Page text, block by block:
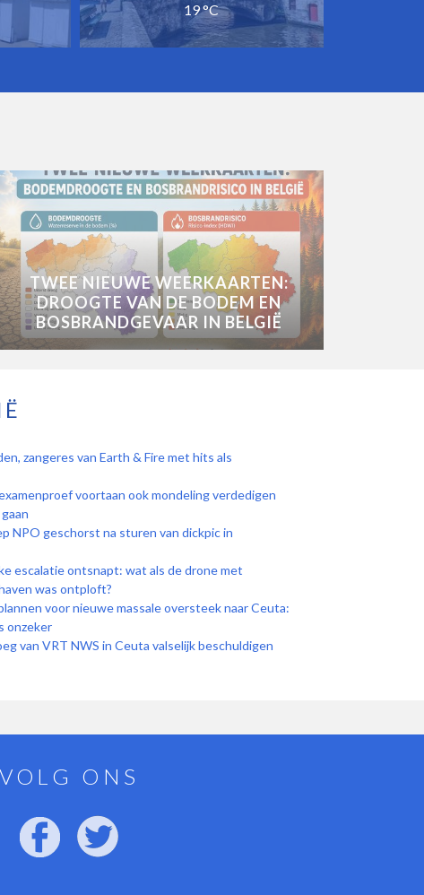
19 °C
TWEE NIEUWE WEERKAARTEN:
DROOGTE VAN DE BODEM EN
BOSBRANDGEVAAR IN BELGIË
zangeres van Earth & Fire met hits als
voortaan ook mondeling verdedigen
NPO geschorst na sturen van dickpic in
escalatie ontsnapt: wat als de drone met
was ontploft?
voor nieuwe massale oversteek naar Ceuta:
onzeker
van VRT NWS in Ceuta valselijk beschuldigen
VOLG ONS